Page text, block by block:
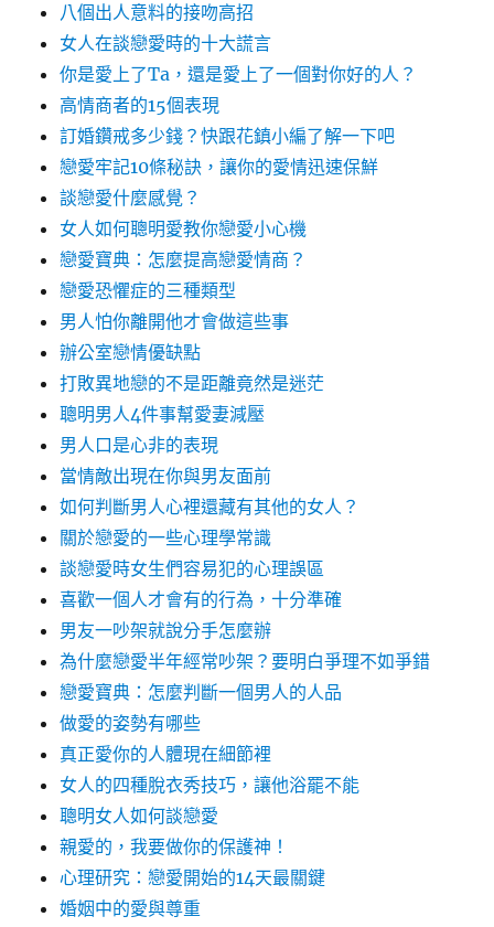
八個出人意料的接吻高招
女人在談戀愛時的十大謊言
你是愛上了Ta，還是愛上了一個對你好的人？
高情商者的15個表現
訂婚鑽戒多少錢？快跟花鎮小編了解一下吧
戀愛牢記10條秘訣，讓你的愛情迅速保鮮
談戀愛什麼感覺？
女人如何聰明愛教你戀愛小心機
戀愛寶典：怎麼提高戀愛情商？
戀愛恐懼症的三種類型
男人怕你離開他才會做這些事
辦公室戀情優缺點
打敗異地戀的不是距離竟然是迷茫
聰明男人4件事幫愛妻減壓
男人口是心非的表現
當情敵出現在你與男友面前
如何判斷男人心裡還藏有其他的女人？
關於戀愛的一些心理學常識
談戀愛時女生們容易犯的心理誤區
喜歡一個人才會有的行為，十分準確
男友一吵架就說分手怎麼辦
為什麼戀愛半年經常吵架？要明白爭理不如爭錯
戀愛寶典：怎麼判斷一個男人的人品
做愛的姿勢有哪些
真正愛你的人體現在細節裡
女人的四種脫衣秀技巧，讓他浴罷不能
聰明女人如何談戀愛
親愛的，我要做你的保護神！
心理研究：戀愛開始的14天最關鍵
婚姻中的愛與尊重